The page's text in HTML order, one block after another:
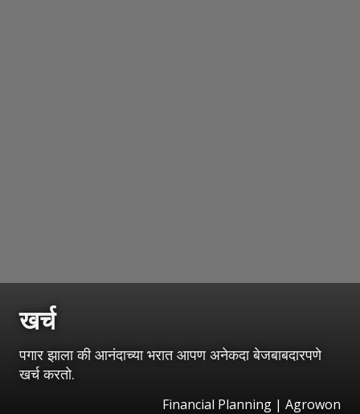
खर्च
पगार झाला की आनंदाच्या भरात आपण अनेकदा बेजबाबदारपणे
खर्च करतो.
Financial Planning | Agrowon